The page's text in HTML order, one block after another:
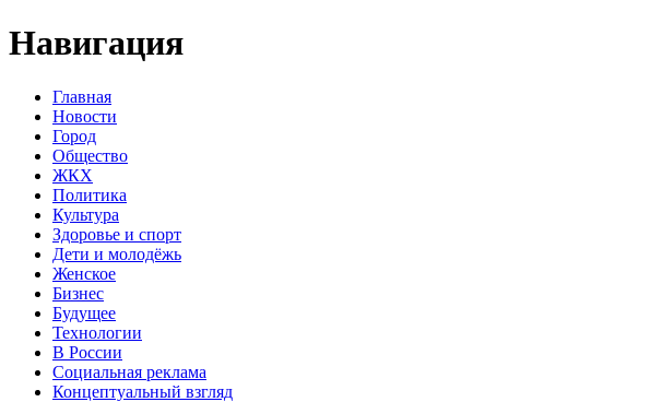
Навигация
Главная
Новости
Город
Общество
ЖКХ
Политика
Культура
Здоровье и спорт
Дети и молодёжь
Женское
Бизнес
Будущее
Технологии
В России
Социальная реклама
Концептуальный взгляд